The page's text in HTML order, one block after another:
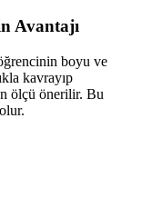
Avantajı
boyu ve
kavrayıp
ölçü önerilir. Bu